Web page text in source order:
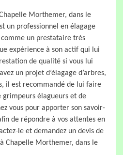
Morthemer, dans le
un professionnel en élagage
comme un prestataire très
expérience à son actif qui lui
de qualité si vous lui
un projet d’élagage d’arbres,
il est recommandé de lui faire
grimpeurs élagueurs et de
vous pour apporter son savoir-
de répondre à vos attentes en
le et demandez un devis de
Chapelle Morthemer, dans le